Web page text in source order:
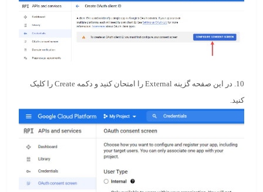
10. در این صفحه گزینه External را امتحان کنید و دکمه Create را کلیک
کنید.